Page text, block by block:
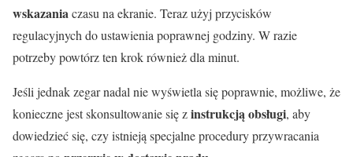
wskazaniaczasu na ekranie. Teraz użyj przycisków
regulacyjnych do ustawienia poprawnej godziny. W razie
potrzeby powtórz ten krok również dla minut.
Jeśli jednak zegar nadal nie wyświetla się poprawnie, możliwe, że
konieczne jest skonsultowanie się zinstrukcją obsługi, aby
dowiedzieć się, czy istnieją specjalne procedury przywracania